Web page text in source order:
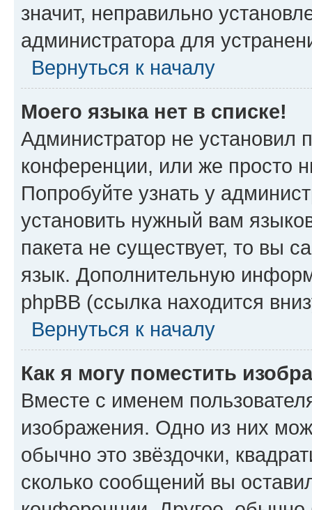
значит, неправильно
администратора для
Вернуться к началу
Моего языка нет в списке!
Администратор не установил
конференции, или же просто
Попробуйте узнать у
установить нужный вам
пакета не существует, то вы
язык. Дополнительную
phpBB (ссылка находится
Вернуться к началу
Как я могу поместить
Вместе с именем
изображения. Одно из них
обычно это звёздочки,
сколько сообщений вы